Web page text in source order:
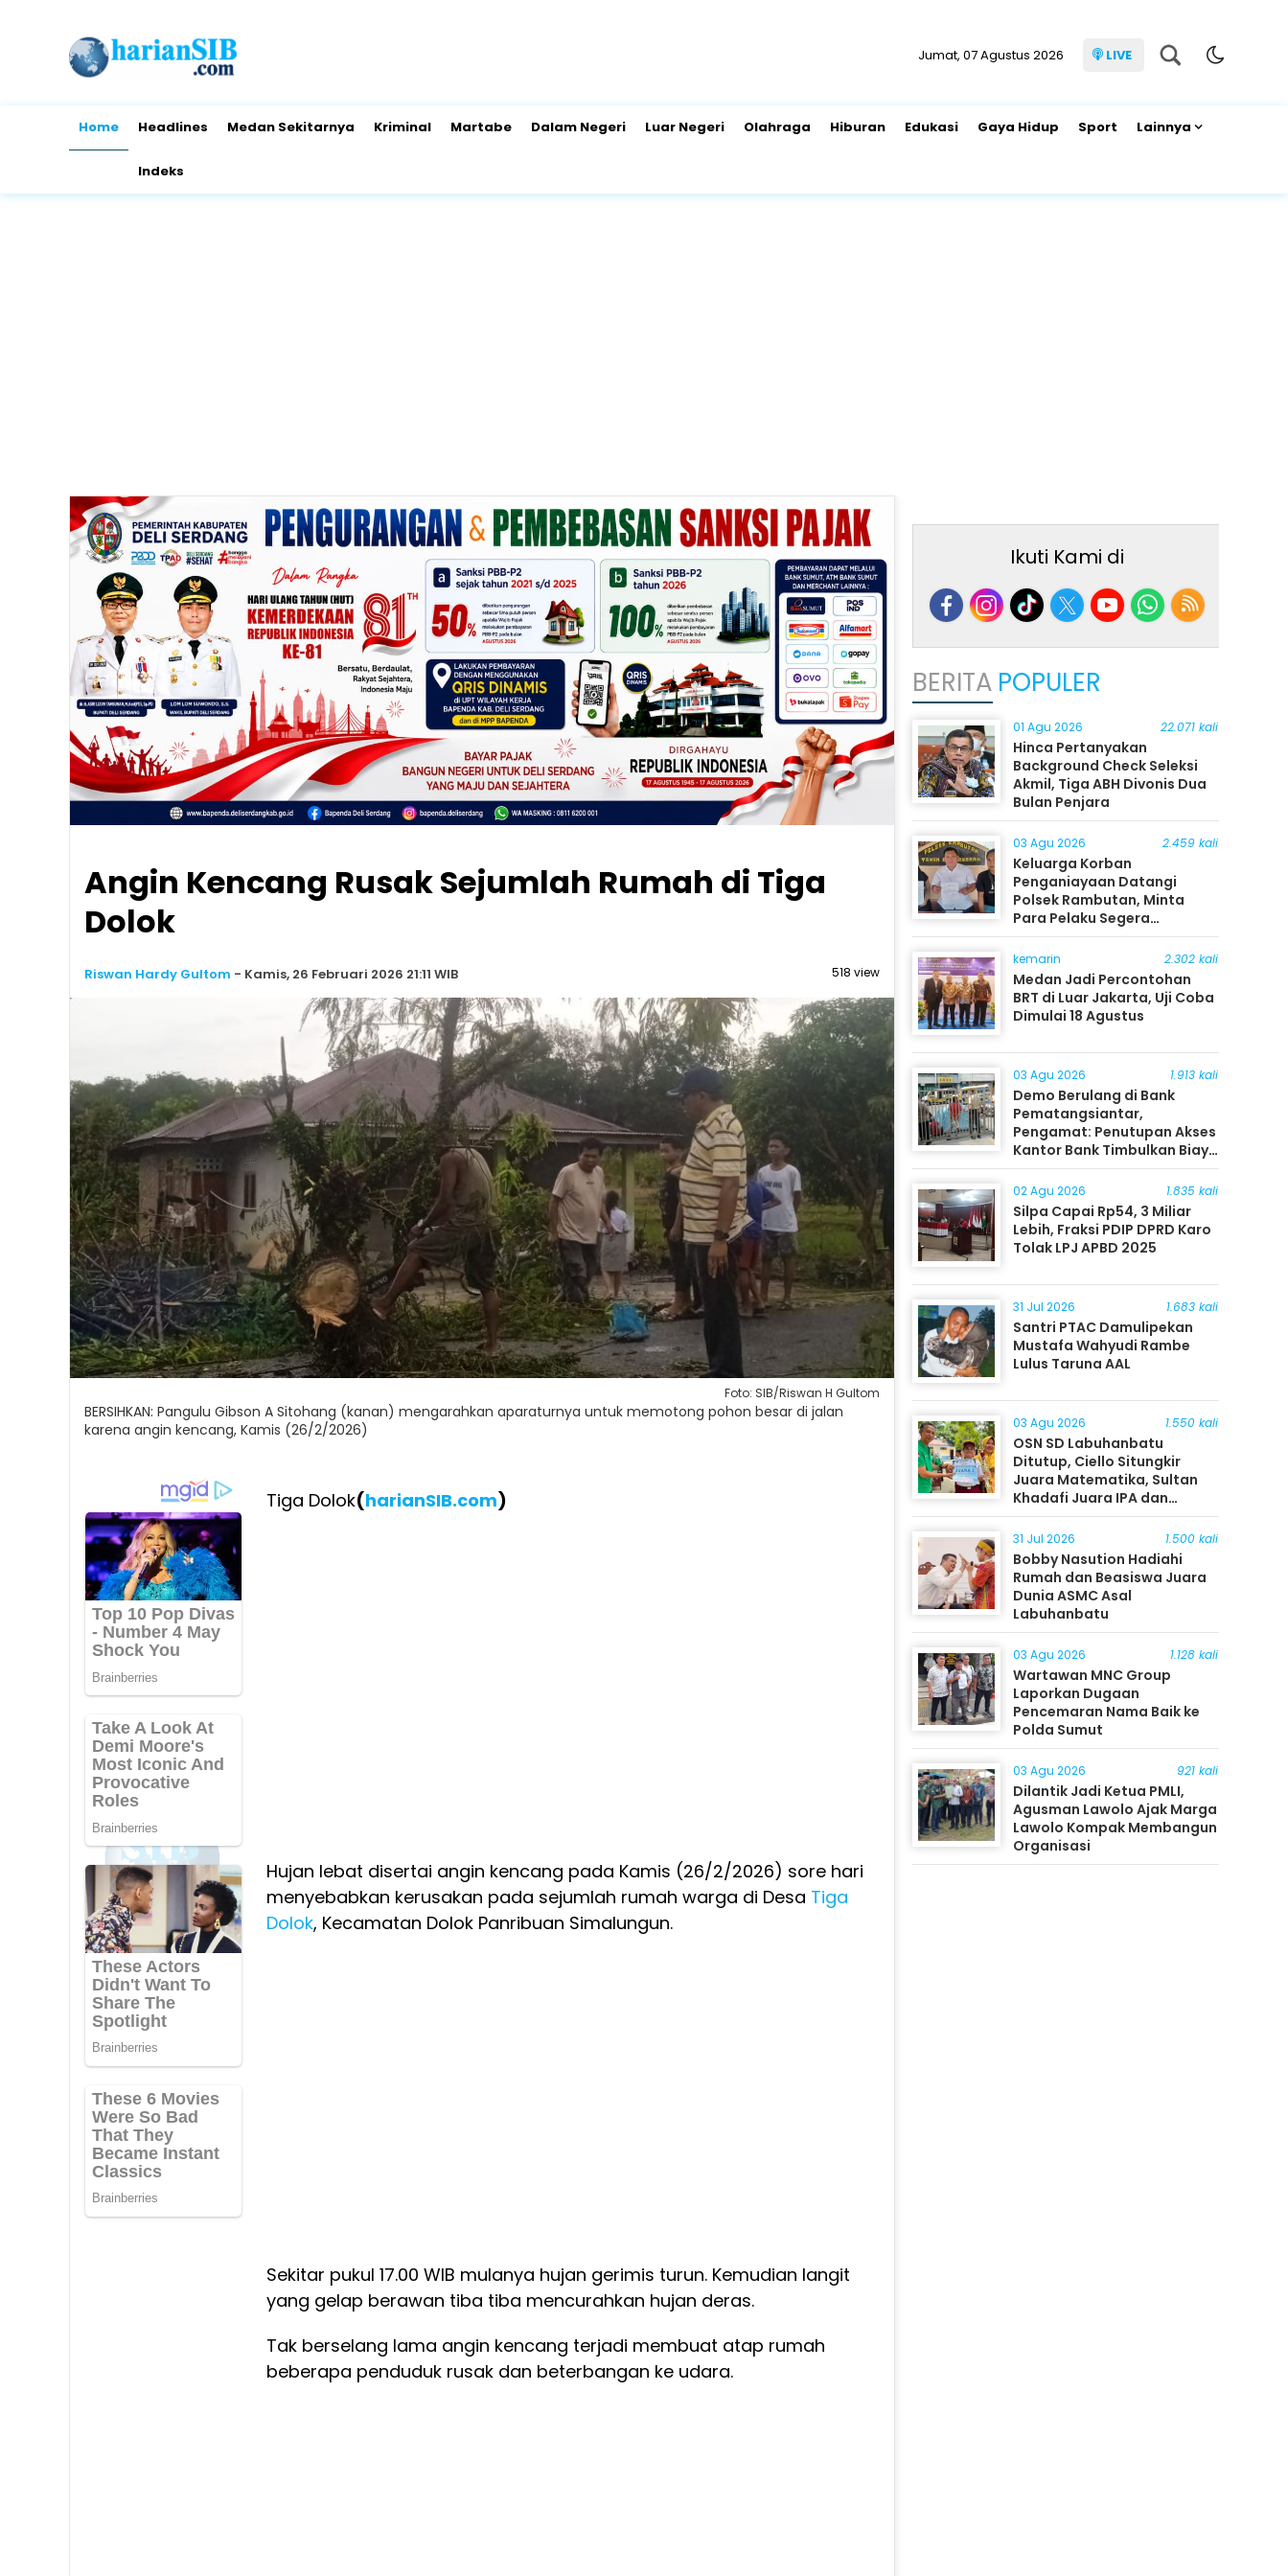
Jumat, 07 Agustus 2026 LIVE
Home Headlines Medan Sekitarnya Kriminal Martabe Dalam Negeri Luar Negeri Olahraga Hiburan Edukasi Gaya Hidup Sport Lainnya
Indeks
Angin Kencang Rusak Sejumlah Rumah di Tiga
Dolok
Riswan Hardy Gultom - Kamis, 26 Februari 2026 21:11 WIB 518 view
Foto: SIB/Riswan H Gultom
BERSIHKAN: Pangulu Gibson A Sitohang (kanan) mengarahkan aparaturnya untuk memotong pohon besar di jalan
karena angin kencang, Kamis (26/2/2026)
Tiga Dolok(harianSIB.com)
Hujan lebat disertai angin kencang pada Kamis (26/2/2026) sore hari
menyebabkan kerusakan pada sejumlah rumah warga di Desa Tiga
Dolok, Kecamatan Dolok Panribuan Simalungun.
Sekitar pukul 17.00 WIB mulanya hujan gerimis turun. Kemudian langit
yang gelap berawan tiba tiba mencurahkan hujan deras.
Tak berselang lama angin kencang terjadi membuat atap rumah
beberapa penduduk rusak dan beterbangan ke udara.
Ikuti Kami di
BERITA POPULER
01 Agu 2026 22.071 kali
Hinca Pertanyakan
Background Check Seleksi
Akmil, Tiga ABH Divonis Dua
Bulan Penjara
03 Agu 2026 2.459 kali
Keluarga Korban
Penganiayaan Datangi
Polsek Rambutan, Minta
Para Pelaku Segera
Ditangkap
kemarin 2.302 kali
Medan Jadi Percontohan
BRT di Luar Jakarta, Uji Coba
Dimulai 18 Agustus
03 Agu 2026 1.913 kali
Demo Berulang di Bank
Pematangsiantar,
Pengamat: Penutupan Akses
Kantor Bank Timbulkan Biaya
Ekonomi bagi Masyarakat
02 Agu 2026 1.835 kali
Silpa Capai Rp54, 3 Miliar
Lebih, Fraksi PDIP DPRD Karo
Tolak LPJ APBD 2025
31 Jul 2026 1.683 kali
Santri PTAC Damulipekan
Mustafa Wahyudi Rambe
Lulus Taruna AAL
03 Agu 2026 1.550 kali
OSN SD Labuhanbatu
Ditutup, Ciello Situngkir
Juara Matematika, Sultan
Khadafi Juara IPA dan
Timothy Rangkuti Juara IPS
31 Jul 2026 1.500 kali
Bobby Nasution Hadiahi
Rumah dan Beasiswa Juara
Dunia ASMC Asal
Labuhanbatu
03 Agu 2026 1.128 kali
Wartawan MNC Group
Laporkan Dugaan
Pencemaran Nama Baik ke
Polda Sumut
03 Agu 2026 921 kali
Dilantik Jadi Ketua PMLI,
Agusman Lawolo Ajak Marga
Lawolo Kompak Membangun
Organisasi